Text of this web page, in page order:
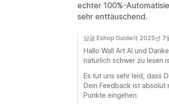
echter 100%-
sehr enttäuschend.
답글 Eshop Guide개 2025년 7
Hallo Wall Art AI und
natürlich schwer zu lesen
Es tut uns sehr leid, dass
Dein Feedback ist absolut
Punkte eingehen: